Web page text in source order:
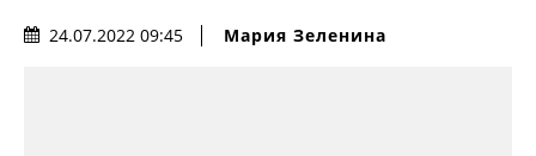
24.07.2022 09:45 Мария Зеленина